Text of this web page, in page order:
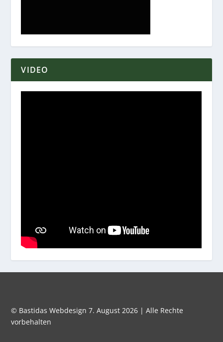
VIDEO
© Bastidas Webdesign 7. August 2026 | Alle Rechte
vorbehalten